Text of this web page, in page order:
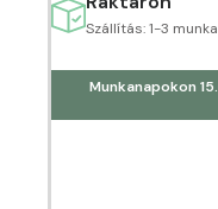
Szállítás: 1-3
Munkanapokon